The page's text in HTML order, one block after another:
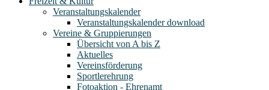
Veranstaltungskalender
Veranstaltungskalender download
Vereine & Gruppierungen
Übersicht von A bis Z
Aktuelles
Vereinsförderung
Sportlerehrung
Fotoaktion - Ehrenamt